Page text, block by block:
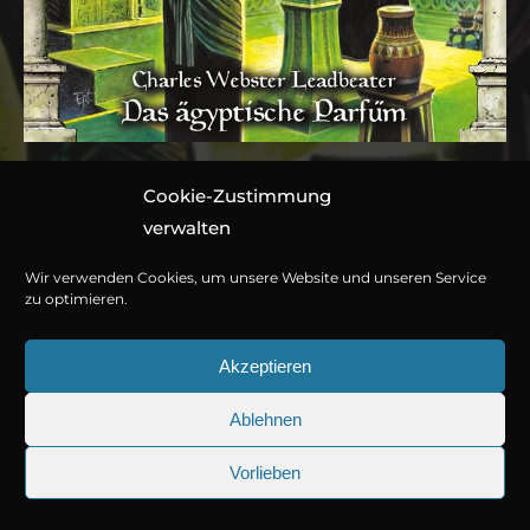
Cookie-Zustimmung
verwalten
Wir verwenden Cookies, um unsere Website und unseren Service
zu optimieren.
Akzeptieren
Ablehnen
Vorlieben
Folge 103: Charles
Webster Leadbeater –
Das ägyptische Parfüm
Hörspiel von Marc Gruppe
© Copyright 2026Titania Medien GmbH.